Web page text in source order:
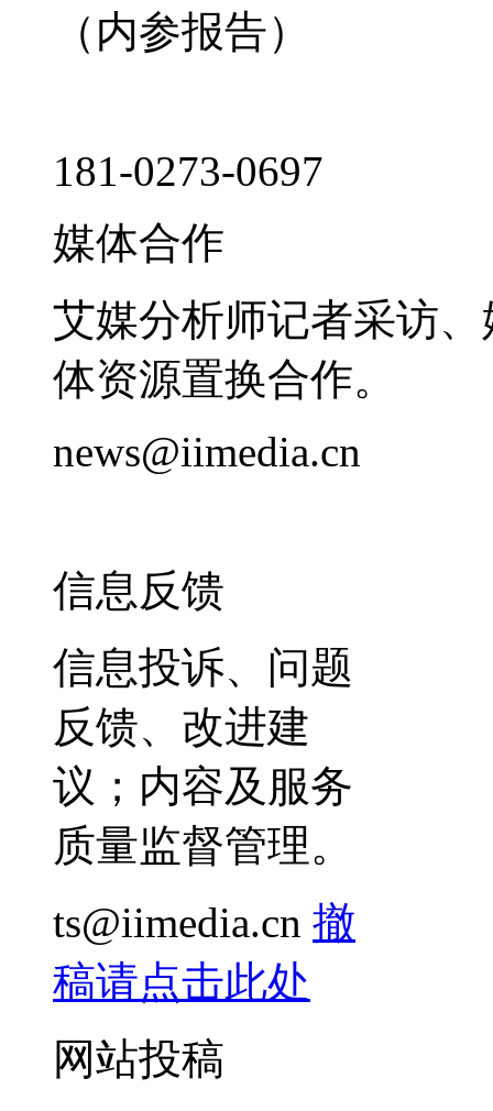
（内参报告）
181-0273-0697
媒体合作
艾媒分析师记者采访
体资源置换合作。
news@iimedia.cn
信息反馈
信息投诉、问题
反馈、改进建
议；内容及服务
质量监督管理。
ts@iimedia.cn 撤
稿请点击此处
网站投稿